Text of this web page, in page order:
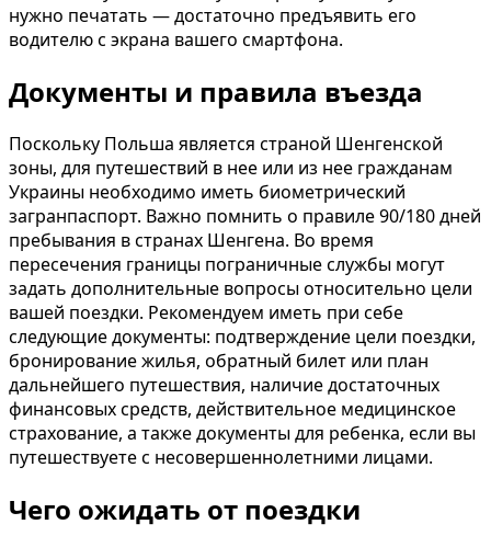
нужно печатать — достаточно предъявить его
водителю с экрана вашего смартфона.
Документы и правила въезда
Поскольку Польша является страной Шенгенской
зоны, для путешествий в нее или из нее гражданам
Украины необходимо иметь биометрический
загранпаспорт. Важно помнить о правиле 90/180 дней
пребывания в странах Шенгена. Во время
пересечения границы пограничные службы могут
задать дополнительные вопросы относительно цели
вашей поездки. Рекомендуем иметь при себе
следующие документы: подтверждение цели поездки,
бронирование жилья, обратный билет или план
дальнейшего путешествия, наличие достаточных
финансовых средств, действительное медицинское
страхование, а также документы для ребенка, если вы
путешествуете с несовершеннолетними лицами.
Чего ожидать от поездки